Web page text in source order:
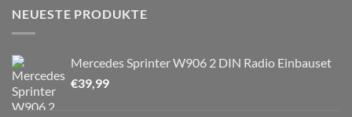
NEUESTE PRODUKTE
Mercedes Sprinter W906 2 DIN Radio Einbauset
€39,99